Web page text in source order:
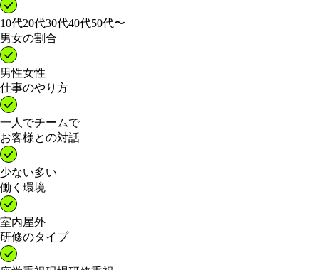
10代20代30代40代50代〜
男女の割合
男性女性
仕事のやり方
一人でチームで
お客様との対話
少ない多い
働く環境
室内屋外
研修のタイプ